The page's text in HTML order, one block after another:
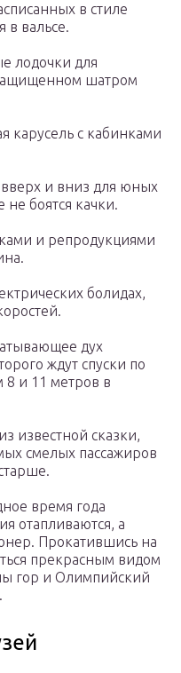
в стиле
в вальсе.
лодочки для
шатром
карусель с кабинками
и вниз для юных
боятся качки.
и репродукциями
болидах,
дух
ждут спуски по
8 и 11 метров в
известной сказки,
смелых пассажиров
время года
отапливаются, а
Прокатившись на
прекрасным видом
гор и Олимпийский